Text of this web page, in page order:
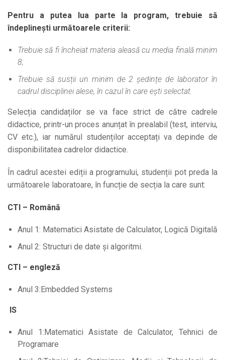
Pentru a putea lua parte la program, trebuie să
îndeplinești următoarele criterii:
Trebuie să fi încheiat materia aleasă cu media finală minim
8;
Trebuie să susții un minim de 2 ședințe de laborator în
cadrul disciplinei alese, în cazul în care ești selectat.
Selecția candidaților se va face strict de către cadrele
didactice, printr-un proces anunțat în prealabil (test, interviu,
CV etc.), iar numărul studenților acceptați va depinde de
disponibilitatea cadrelor didactice.
În cadrul acestei ediții a programului, studenții pot preda la
următoarele laboratoare, în funcție de secția la care sunt:
CTI – Română
Anul 1: Matematici Asistate de Calculator, Logică Digitală
Anul 2: Structuri de date și algoritmi.
CTI – engleză
Anul 3:Embedded Systems
IS
Anul 1:Matematici Asistate de Calculator, Tehnici de
Programare